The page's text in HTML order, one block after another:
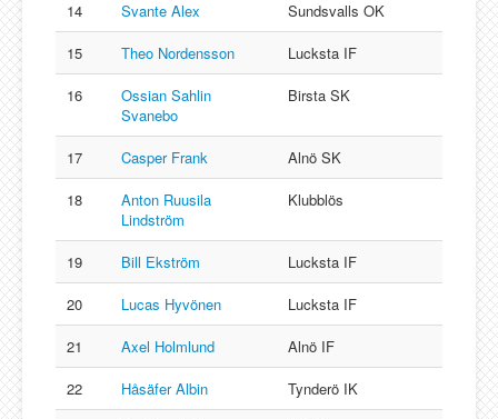
14
Svante Alex
Sundsvalls OK
15
Theo Nordensson
Lucksta IF
16
Ossian Sahlin
Svanebo
Birsta SK
17 Casper Frank
Alnö SK
18
Anton Ruusila
Lindström
Klubblös
19 Bill Ekström
Lucksta IF
20
Lucas Hyvönen
Lucksta IF
21
Axel Holmlund
Alnö IF
22
Håsäfer Albin
Tynderö IK